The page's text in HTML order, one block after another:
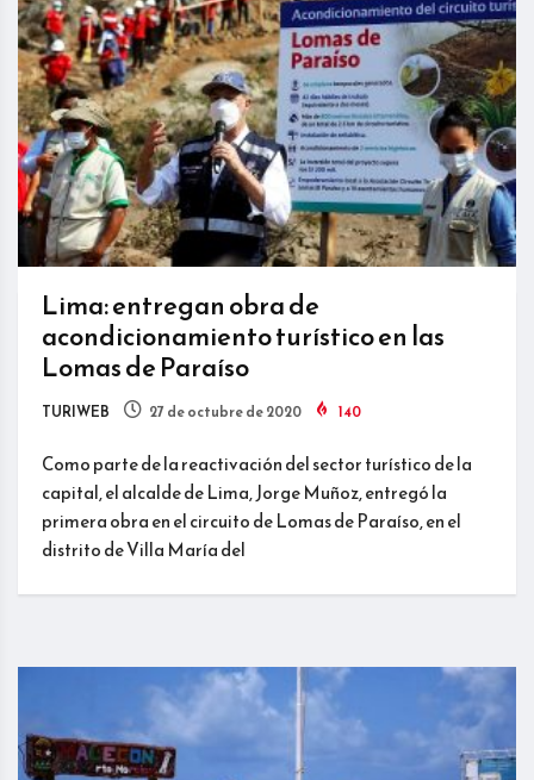
Lima: entregan obra de
acondicionamiento turístico en las
Lomas de Paraíso
TURIWEB 27 de octubre de 2020 140
Como parte de la reactivación del sector turístico de la
capital, el alcalde de Lima, Jorge Muñoz, entregó la
primera obra en el circuito de Lomas de Paraíso, en el
distrito de Villa María del